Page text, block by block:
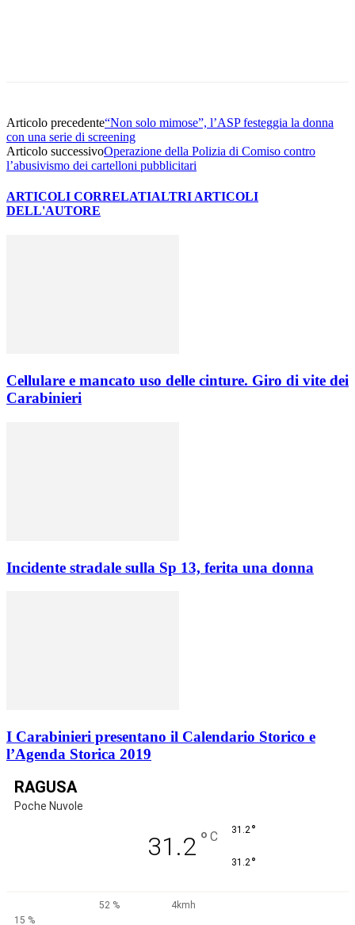
Articolo precedente“Non solo mimose”, l’ASP festeggia la donna
con una serie di screening
Articolo successivoOperazione della Polizia di Comiso contro
l’abusivismo dei cartelloni pubblicitari
ARTICOLI CORRELATIALTRI ARTICOLI
DELL'AUTORE
Cellulare e mancato uso delle cinture. Giro di vite dei
Carabinieri
Incidente stradale sulla Sp 13, ferita una donna
I Carabinieri presentano il Calendario Storico e
l’Agenda Storica 2019
RAGUSA
Poche Nuvole
31.2 ° C 31.2°
31.2°
52 %
4kmh
15 %